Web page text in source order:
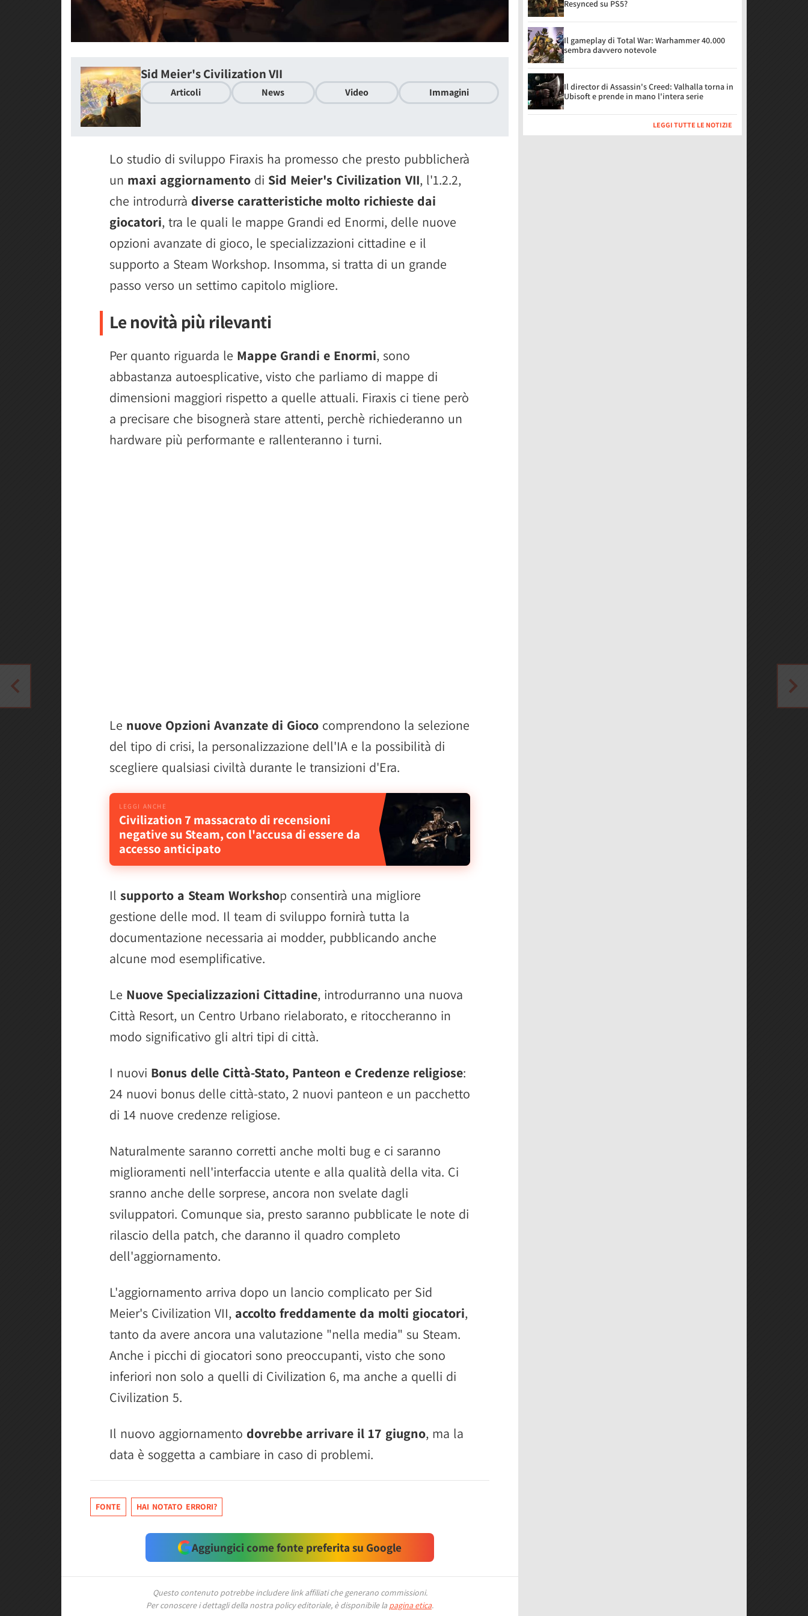
Sid Meier's Civilization VII
Articoli News Video Immagini
Lo studio di sviluppo Firaxis ha promesso che presto pubblicherà
un maxi aggiornamento di Sid Meier's Civilization VII, l'1.2.2,
che introdurrà diverse caratteristiche molto richieste dai
giocatori, tra le quali le mappe Grandi ed Enormi, delle nuove
opzioni avanzate di gioco, le specializzazioni cittadine e il
supporto a Steam Workshop. Insomma, si tratta di un grande
passo verso un settimo capitolo migliore.
Le novità più rilevanti
Per quanto riguarda le Mappe Grandi e Enormi, sono
abbastanza autoesplicative, visto che parliamo di mappe di
dimensioni maggiori rispetto a quelle attuali. Firaxis ci tiene però
a precisare che bisognerà stare attenti, perchè richiederanno un
hardware più performante e rallenteranno i turni.
Le nuove Opzioni Avanzate di Gioco comprendono la selezione
del tipo di crisi, la personalizzazione dell'IA e la possibilità di
scegliere qualsiasi civiltà durante le transizioni d'Era.
Civilization 7 massacrato di recensioni
negative su Steam, con l'accusa di essere da
accesso anticipato
Il supporto a Steam Workshop consentirà una migliore
gestione delle mod. Il team di sviluppo fornirà tutta la
documentazione necessaria ai modder, pubblicando anche
alcune mod esemplificative.
Le Nuove Specializzazioni Cittadine, introdurranno una nuova
Città Resort, un Centro Urbano rielaborato, e ritoccheranno in
modo significativo gli altri tipi di città.
I nuovi Bonus delle Città-Stato, Panteon e Credenze religiose:
24 nuovi bonus delle città-stato, 2 nuovi panteon e un pacchetto
di 14 nuove credenze religiose.
Naturalmente saranno corretti anche molti bug e ci saranno
miglioramenti nell'interfaccia utente e alla qualità della vita. Ci
sranno anche delle sorprese, ancora non svelate dagli
sviluppatori. Comunque sia, presto saranno pubblicate le note di
rilascio della patch, che daranno il quadro completo
dell'aggiornamento.
L'aggiornamento arriva dopo un lancio complicato per Sid
Meier's Civilization VII, accolto freddamente da molti giocatori,
tanto da avere ancora una valutazione "nella media" su Steam.
Anche i picchi di giocatori sono preoccupanti, visto che sono
inferiori non solo a quelli di Civilization 6, ma anche a quelli di
Civilization 5.
Il nuovo aggiornamento dovrebbe arrivare il 17 giugno, ma la
data è soggetta a cambiare in caso di problemi.
FONTE HAI NOTATO ERRORI?
Aggiungici come fonte preferita su Google
Questo contenuto potrebbe includere link affiliati che generano commissioni.
Per conoscere i dettagli della nostra policy editoriale, è disponibile la pagina etica.
Resynced su PS5?
Il gameplay di Total War: Warhammer 40.000
sembra davvero notevole
Il director di Assassin's Creed: Valhalla torna in
Ubisoft e prende in mano l'intera serie
LEGGI TUTTE LE NOTIZIE